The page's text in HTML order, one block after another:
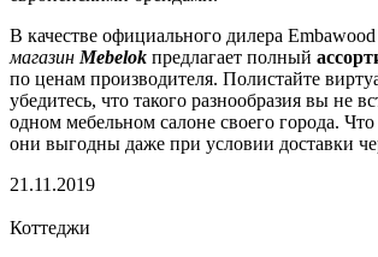
В качестве официального дилера Embawood
магазин Mebelok предлагает полный
по ценам производителя. Полистайте
убедитесь, что такого разнообразия вы не
одном мебельном салоне своего города. Что
они выгодны даже при условии доставки
21.11.2019
Коттеджи